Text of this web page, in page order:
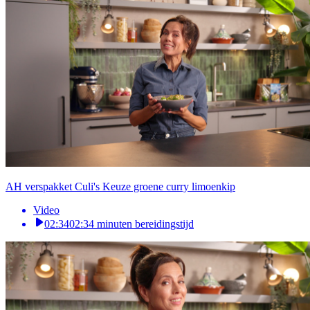
AH verspakket Culi's Keuze groene curry limoenkip
Video
02:3402:34 minuten bereidingstijd